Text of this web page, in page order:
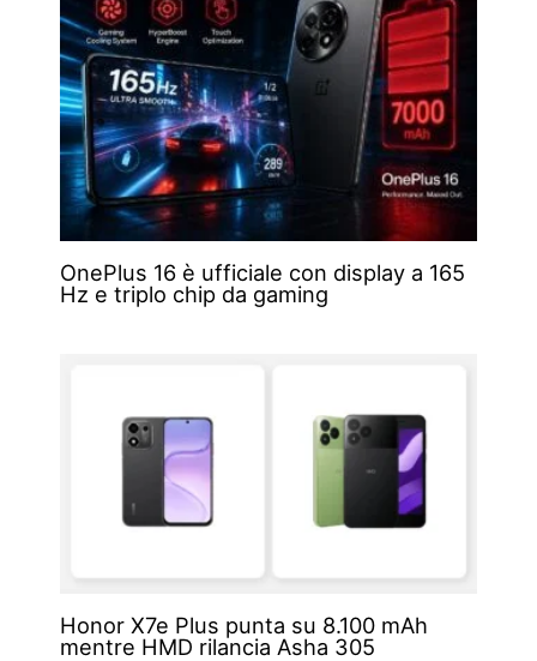
OnePlus 16 è ufficiale con display a 165
Hz e triplo chip da gaming
Honor X7e Plus punta su 8.100 mAh
mentre HMD rilancia Asha 305